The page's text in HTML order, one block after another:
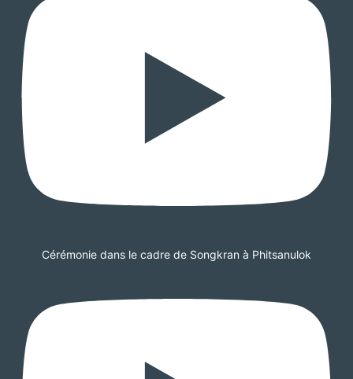
Cérémonie dans le cadre de Songkran à Phitsanulok